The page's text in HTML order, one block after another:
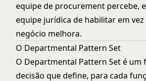
equipe de procurement percebe,
equipe jurídica de habilitar em
negócio melhora.
O Departmental Pattern Set
O Departmental Pattern Set é um
decisão que define, para cada